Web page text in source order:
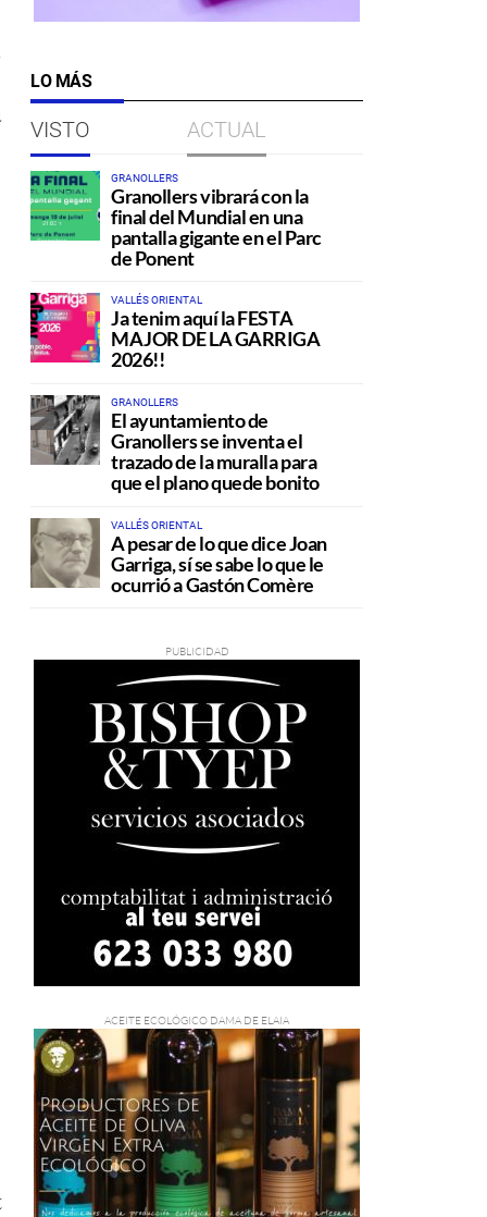
LO MÁS
VISTO ACTUAL
GRANOLLERS
Granollers vibrará con la
final del Mundial en una
pantalla gigante en el Parc
de Ponent
VALLÉS ORIENTAL
Ja tenim aquí la FESTA
MAJOR DE LA GARRIGA
2026!!
GRANOLLERS
El ayuntamiento de
Granollers se inventa el
trazado de la muralla para
que el plano quede bonito
VALLÉS ORIENTAL
A pesar de lo que dice Joan
Garriga, sí se sabe lo que le
ocurrió a Gastón Comère